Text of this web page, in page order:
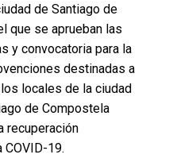
de Santiago de
que se aprueban las
y convocatoria para la
destinadas a
locales de la ciudad
de Compostela
recuperación
COVID-19.